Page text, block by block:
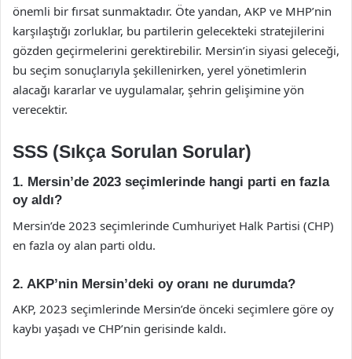
önemli bir fırsat sunmaktadır. Öte yandan, AKP ve MHP’nin
karşılaştığı zorluklar, bu partilerin gelecekteki stratejilerini
gözden geçirmelerini gerektirebilir. Mersin’in siyasi geleceği,
bu seçim sonuçlarıyla şekillenirken, yerel yönetimlerin
alacağı kararlar ve uygulamalar, şehrin gelişimine yön
verecektir.
SSS (Sıkça Sorulan Sorular)
1. Mersin’de 2023 seçimlerinde hangi parti en fazla
oy aldı?
Mersin’de 2023 seçimlerinde Cumhuriyet Halk Partisi (CHP)
en fazla oy alan parti oldu.
2. AKP’nin Mersin’deki oy oranı ne durumda?
AKP, 2023 seçimlerinde Mersin’de önceki seçimlere göre oy
kaybı yaşadı ve CHP’nin gerisinde kaldı.